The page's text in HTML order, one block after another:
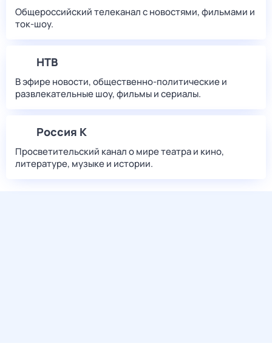
Общероссийский телеканал с новостями, фильмами и
ток-шоу.
НТВ
В эфире новости, общественно-политические и
развлекательные шоу, фильмы и сериалы.
Россия К
Просветительский канал о мире театра и кино,
литературе, музыке и истории.